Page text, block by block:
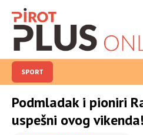
SPORT
Podmladak i pioniri
uspešni ovog vikenda!